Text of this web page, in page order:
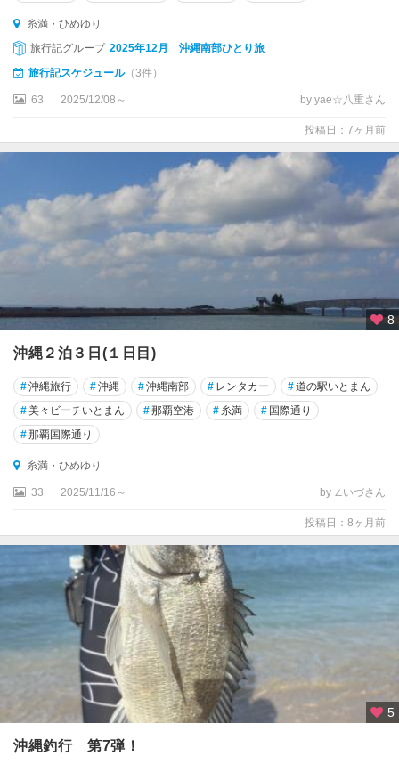
糸満・ひめゆり
旅行記グループ 2025年12月 沖縄南部ひとり旅
旅行記スケジュール（3件）
63 2025/12/08～ by yae☆八重さん
投稿日：7ヶ月前
8
沖縄２泊３日(１日目)
#沖縄旅行 #沖縄 #沖縄南部 # レンタカー #道の駅いとまん
#美々ビーチいとまん #那覇空港 # 糸満 # 国際通り
#那覇国際通り
糸満・ひめゆり
33 2025/11/16～ by ∠いづさん
投稿日：8ヶ月前
5
沖縄釣行 第7弾！